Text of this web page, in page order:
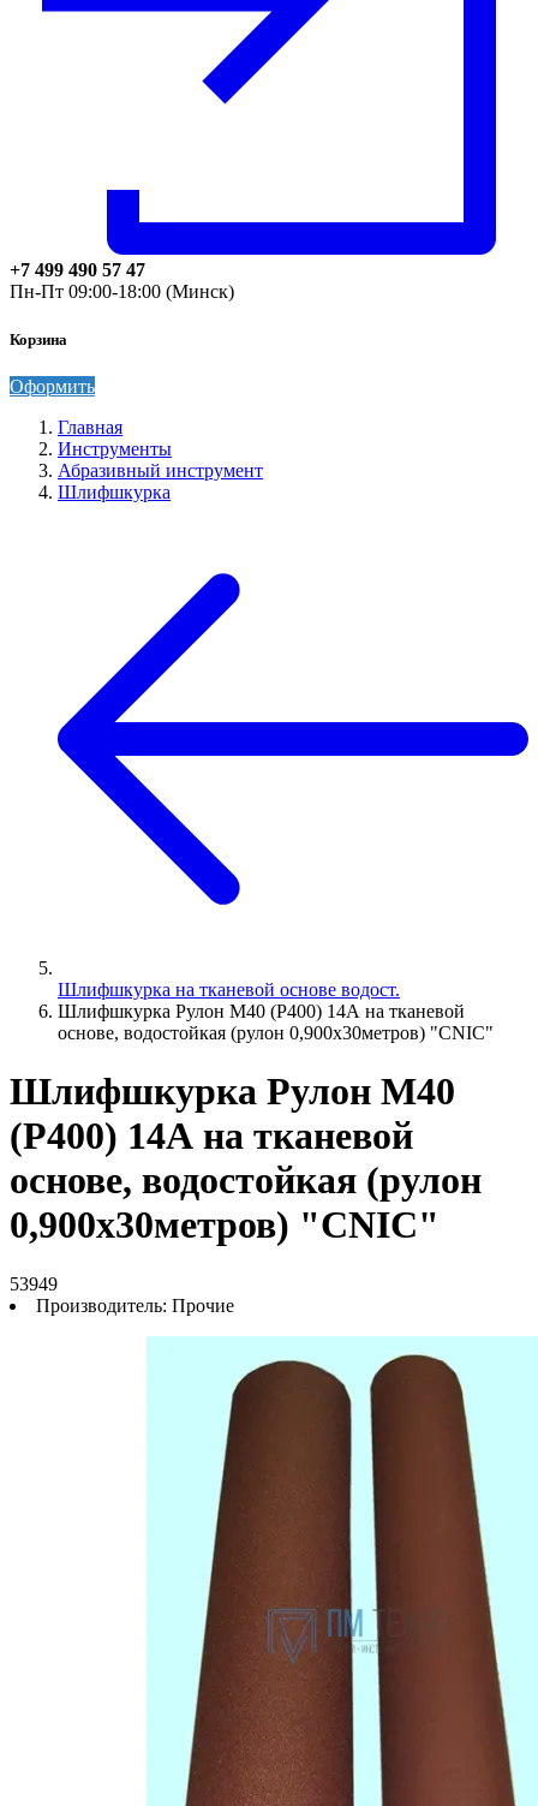
+7 499 490 57 47
Пн-Пт 09:00-18:00 (Минск)
Корзина
Оформить
Главная
Инструменты
Абразивный инструмент
Шлифшкурка
Шлифшкурка на тканевой основе водост.
Шлифшкурка Рулон М40 (P400) 14А на тканевой
основе, водостойкая (рулон 0,900х30метров) "CNIC"
Шлифшкурка Рулон М40
(P400) 14А на тканевой
основе, водостойкая (рулон
0,900х30метров) "CNIC"
53949
Производитель: Прочие